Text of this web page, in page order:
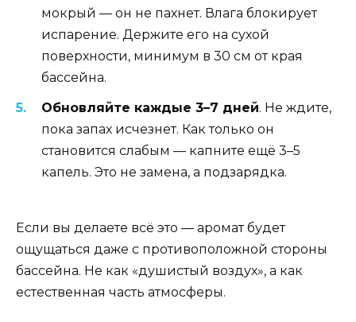
мокрый — он не пахнет. Влага блокирует
испарение. Держите его на сухой
поверхности, минимум в 30 см от края
бассейна.
Обновляйте каждые 3–7 дней. Не ждите,
пока запах исчезнет. Как только он
становится слабым — капните ещё 3–5
капель. Это не замена, а подзарядка.
Если вы делаете всё это — аромат будет
ощущаться даже с противоположной стороны
бассейна. Не как «душистый воздух», а как
естественная часть атмосферы.